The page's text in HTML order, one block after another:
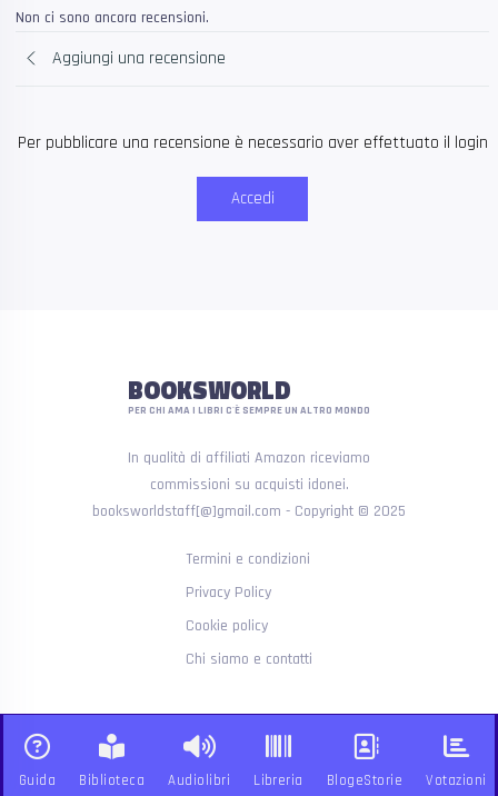
Non ci sono ancora recensioni.
Aggiungi una recensione
Per pubblicare una recensione è necessario aver effettuato il login
Accedi
BOOKSWORLD
PER CHI AMA I LIBRI C'È SEMPRE UN ALTRO MONDO
In qualità di affiliati Amazon riceviamo
commissioni su acquisti idonei.
booksworldstaff[@]gmail.com - Copyright © 2025
Termini e condizioni
Privacy Policy
Cookie policy
Chi siamo e contatti
Guida Biblioteca Audiolibri Libreria BlogeStorie Votazioni